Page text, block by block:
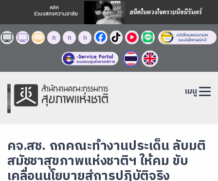
ก ก ก
เมนู
คจ.สช. ถกคณะทำงานประเด็น ลับมติ
สมัชชาสุขภาพแห่งชาติฯ ให้คม ขับ
เคลื่อนนโยบายสู่การปฏิบัติจริง